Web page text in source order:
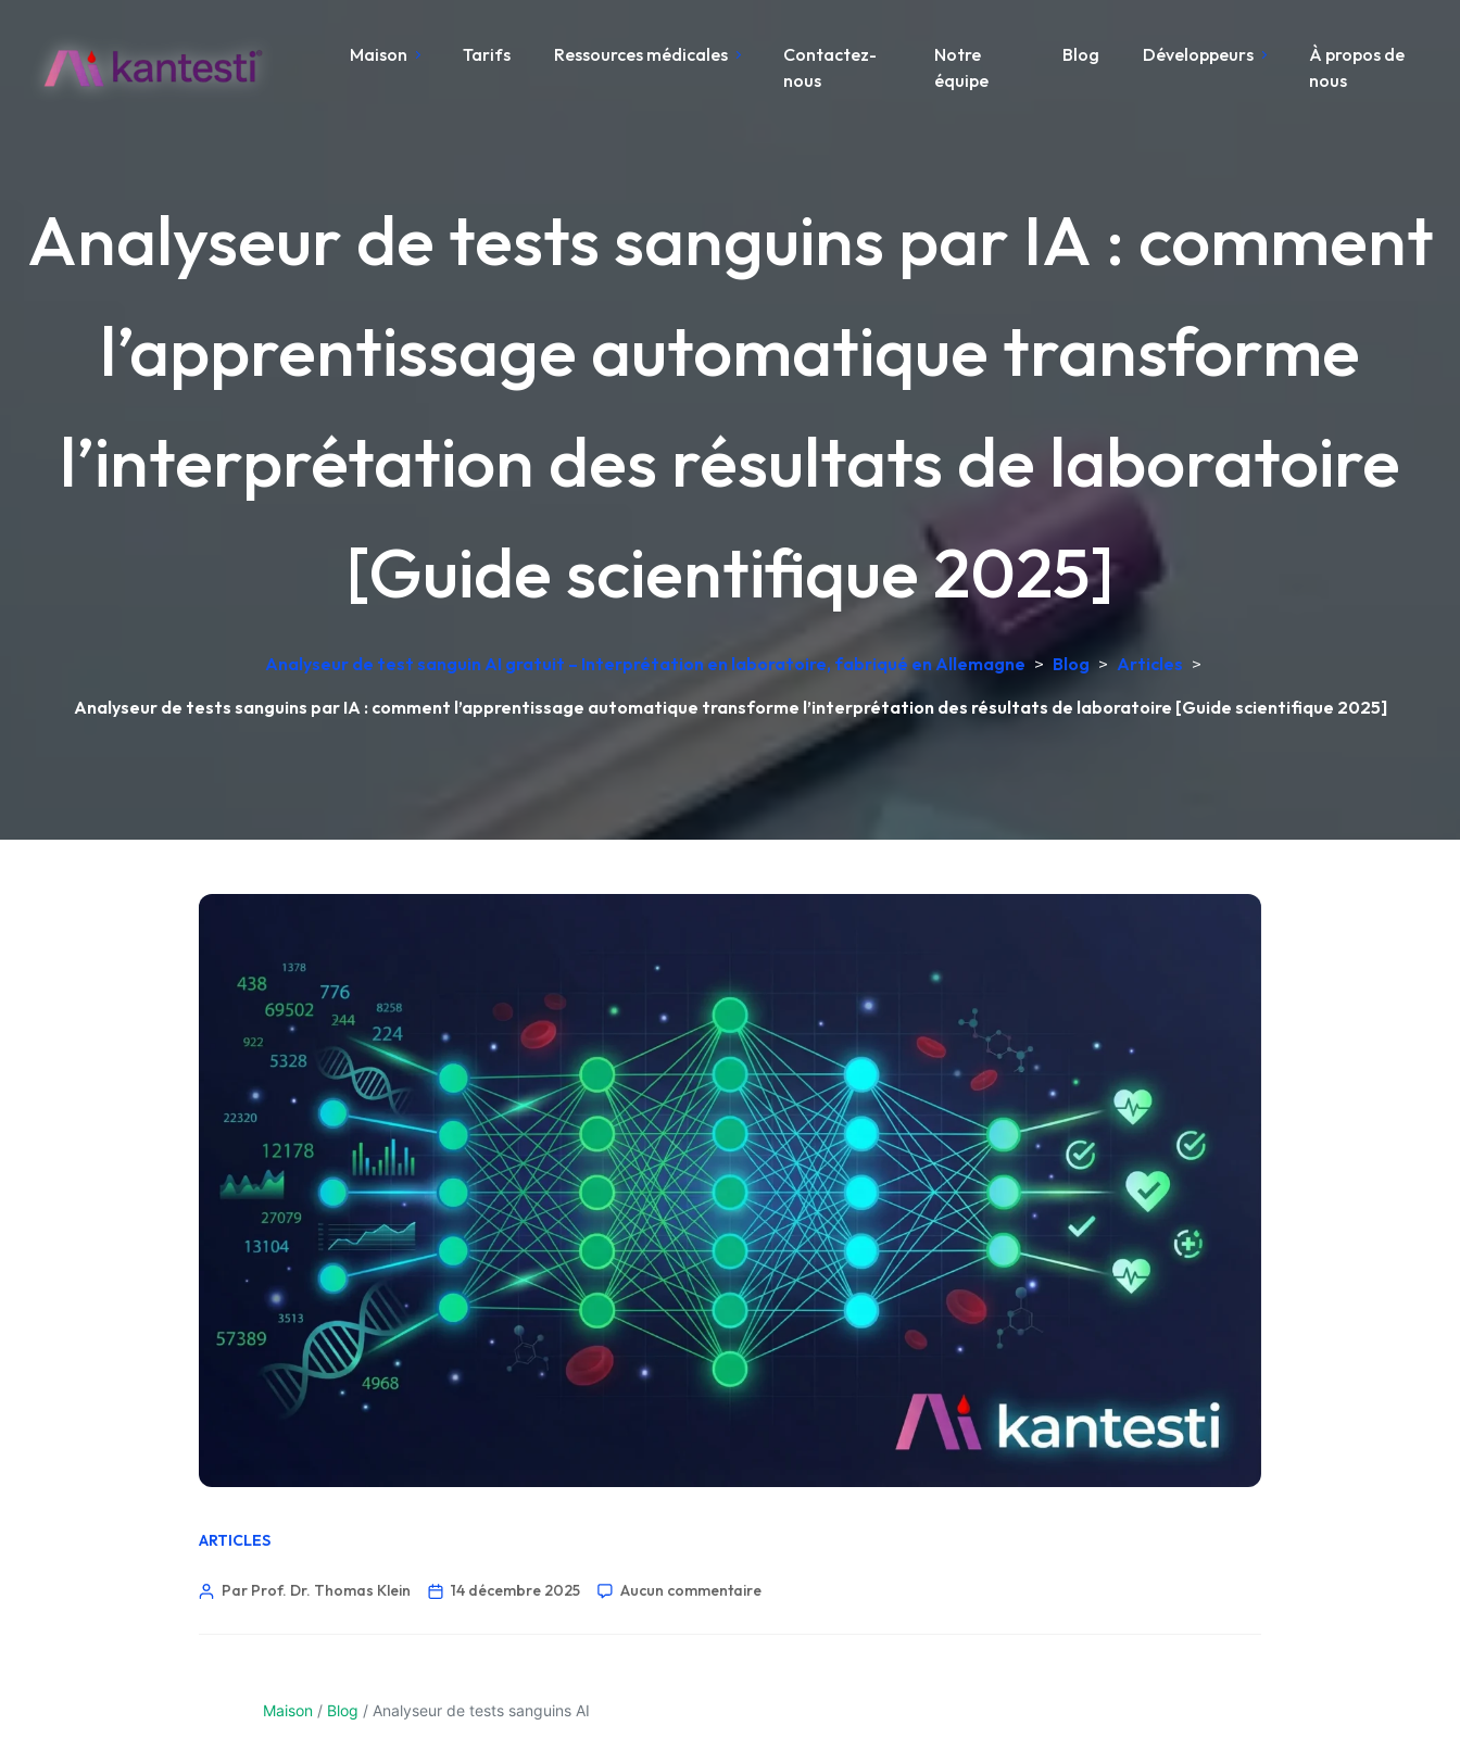
Maison Tarifs Ressources médicales
Contactez-
nous
Notre
équipe
Blog Développeurs
À propos de
nous
Analyseur de tests sanguins par IA : comment
l’apprentissage automatique transforme
l’interprétation des résultats de laboratoire
[Guide scientifique 2025]
Analyseur de test sanguin AI gratuit – Interprétation en laboratoire, fabriqué en Allemagne > Blog > Articles >
Analyseur de tests sanguins par IA : comment l’apprentissage automatique transforme l’interprétation des résultats de laboratoire [Guide scientifique 2025]
ARTICLES
Par Prof. Dr. Thomas Klein 14 décembre 2025 Aucun commentaire
Maison / Blog / Analyseur de tests sanguins AI